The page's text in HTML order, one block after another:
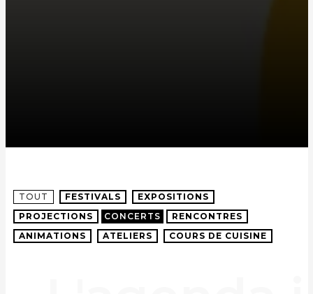
TOUT FESTIVALS
EXPOSITIONS
PROJECTIONS
CONCERTS
RENCONTRES
ANIMATIONS
ATELIERS COURS DE CUISINE